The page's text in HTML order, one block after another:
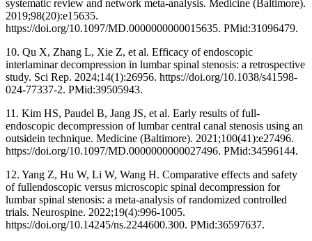
systematic review and network meta-analysis. Medicine (Baltimore).
2019;98(20):e15635.
https://doi.org/10.1097/MD.0000000000015635. PMid:31096479.
10. Qu X, Zhang L, Xie Z, et al. Efficacy of endoscopic
interlaminar decompression in lumbar spinal stenosis: a retrospective
study. Sci Rep. 2024;14(1):26956. https://doi.org/10.1038/s41598-
024-77337-2. PMid:39505943.
11. Kim HS, Paudel B, Jang JS, et al. Early results of full-
endoscopic decompression of lumbar central canal stenosis using an
outsidein technique. Medicine (Baltimore). 2021;100(41):e27496.
https://doi.org/10.1097/MD.0000000000027496. PMid:34596144.
12. Yang Z, Hu W, Li W, Wang H. Comparative effects and safety
of fullendoscopic versus microscopic spinal decompression for
lumbar spinal stenosis: a meta-analysis of randomized controlled
trials. Neurospine. 2022;19(4):996-1005.
https://doi.org/10.14245/ns.2244600.300. PMid:36597637.